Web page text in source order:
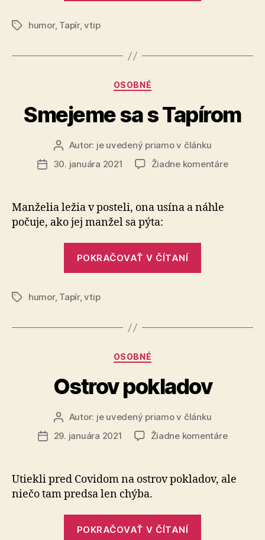
Značkyhumor, Tapír,vtip
Kategórie
OSOBNÉ
Smejeme sa s Tapírom
Autor
článku
Autor: je uvedený priamo v článku
Dátum30. januára 2021 Žiadne komentárena
Manželia ležia v posteli, ona usína a náhle
počuje, ako jej manžel sa pýta:
POKRAČOVAŤ V ČÍTANÍ
Značkyhumor, Tapír,vtip
Kategórie
OSOBNÉ
Ostrov pokladov
Autor
článku
Autor: je uvedený priamo v článku
Dátum
29. januára 2021 Žiadne komentárena
Utiekli pred Covidom na ostrov pokladov, ale
niečo tam predsa len chýba.
POKRAČOVAŤ V ČÍTANÍ